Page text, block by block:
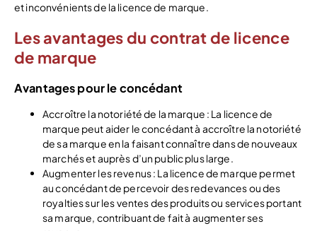
et inconvénients de la licence de marque.
Les avantages du contrat de licence
de marque
Avantages pour le concédant
Accroître la notoriété de la marque : La licence de
marque peut aider le concédant à accroître la notoriété
de sa marque en la faisant connaître dans de nouveaux
marchés et auprès d’un public plus large.
Augmenter les revenus : La licence de marque permet
au concédant de percevoir des redevances ou des
royalties sur les ventes des produits ou services portant
sa marque, contribuant de fait à augmenter ses